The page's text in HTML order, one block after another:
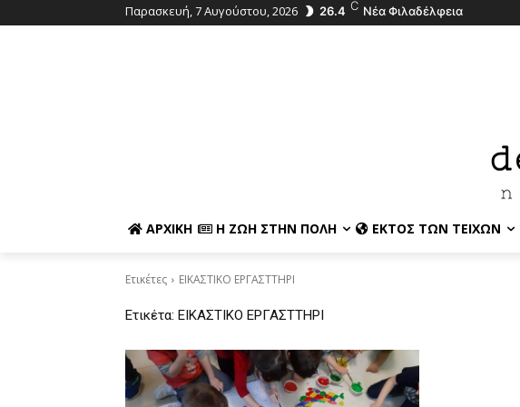
Παρασκευή, 7 Αυγούστου, 2026 26.4 C Νέα Φιλαδέλφεια
ΑΡΧΙΚΉ Η ΖΩΉ ΣΤΗΝ ΠΌΛΗ ΕΚΤΌΣ ΤΩΝ ΤΕΙΧΏΝ
Ετικέτες ΕΙΚΑΣΤΙΚΟ ΕΡΓΑΣΤΤΗΡΙ
Ετικέτα: ΕΙΚΑΣΤΙΚΟ ΕΡΓΑΣΤΤΗΡΙ